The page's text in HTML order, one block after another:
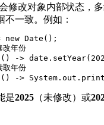
修改对象内部状态，
不一致。例如：
new Date();
年份
->
年份
->
是2025 （未修改）或